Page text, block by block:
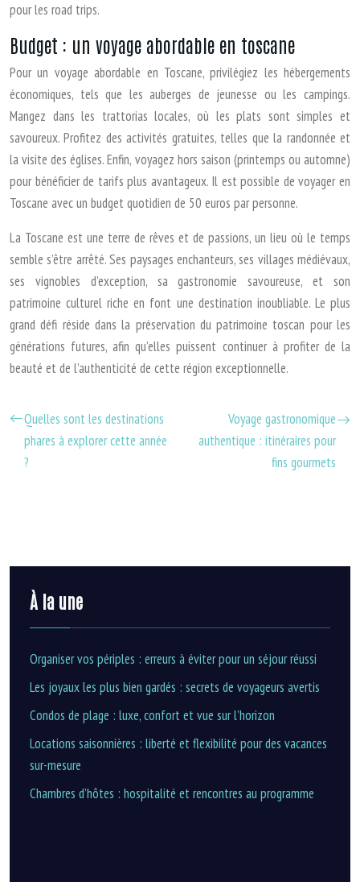
pour les road trips.
Budget : un voyage abordable en toscane
Pour un voyage abordable en Toscane, privilégiez les hébergements
économiques, tels que les auberges de jeunesse ou les campings.
Mangez dans les trattorias locales, où les plats sont simples et
savoureux. Profitez des activités gratuites, telles que la randonnée et
la visite des églises. Enfin, voyagez hors saison (printemps ou automne)
pour bénéficier de tarifs plus avantageux. Il est possible de voyager en
Toscane avec un budget quotidien de 50 euros par personne.
La Toscane est une terre de rêves et de passions, un lieu où le temps
semble s’être arrêté. Ses paysages enchanteurs, ses villages médiévaux,
ses vignobles d’exception, sa gastronomie savoureuse, et son
patrimoine culturel riche en font une destination inoubliable. Le plus
grand défi réside dans la préservation du patrimoine toscan pour les
générations futures, afin qu’elles puissent continuer à profiter de la
beauté et de l’authenticité de cette région exceptionnelle.
Quelles sont les destinations
phares à explorer cette année
?
Voyage gastronomique
authentique : itinéraires pour
fins gourmets
À la une
Organiser vos périples : erreurs à éviter pour un séjour réussi
Les joyaux les plus bien gardés : secrets de voyageurs avertis
Condos de plage : luxe, confort et vue sur l’horizon
Locations saisonnières : liberté et flexibilité pour des vacances
sur-mesure
Chambres d’hôtes : hospitalité et rencontres au programme